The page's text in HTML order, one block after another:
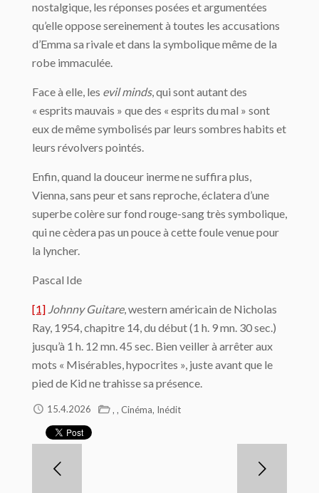
nostalgique, les réponses posées et argumentées
qu’elle oppose sereinement à toutes les accusations
d’Emma sa rivale et dans la symbolique même de la
robe immaculée.
Face à elle, les evil minds, qui sont autant des
« esprits mauvais » que des « esprits du mal » sont
eux de même symbolisés par leurs sombres habits et
leurs révolvers pointés.
Enfin, quand la douceur inerme ne suffira plus,
Vienna, sans peur et sans reproche, éclatera d’une
superbe colère sur fond rouge-sang très symbolique,
qui ne cèdera pas un pouce à cette foule venue pour
la lyncher.
Pascal Ide
[1] Johnny Guitare, western américain de Nicholas
Ray, 1954, chapitre 14, du début (1 h. 9 mn. 30 sec.)
jusqu’à 1 h. 12 mn. 45 sec. Bien veiller à arrêter aux
mots « Misérables, hypocrites », juste avant que le
pied de Kid ne trahisse sa présence.
15.4.2026 , , Cinéma, Inédit